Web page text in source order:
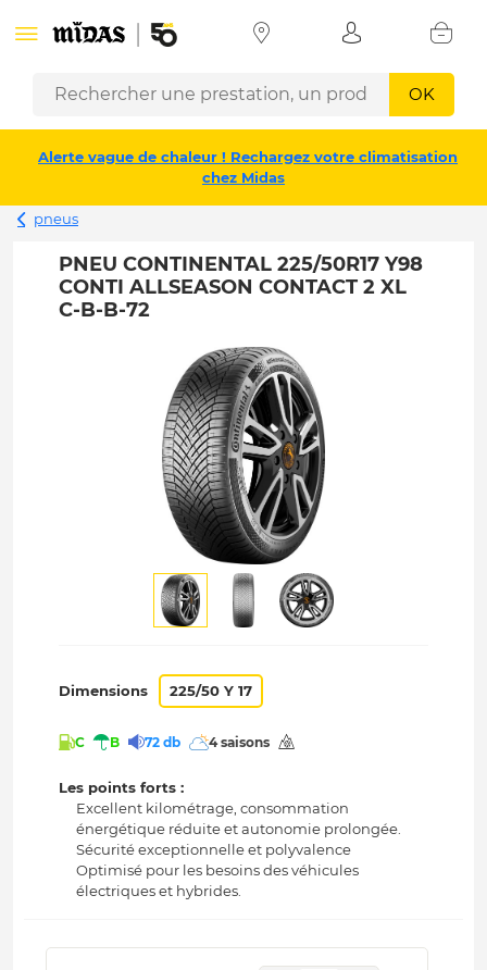
OK
Alerte vague de chaleur ! Rechargez votre climatisation
chez Midas
pneus
PNEU CONTINENTAL 225/50R17 Y98
CONTI ALLSEASON CONTACT 2 XL
C-B-B-72
Dimensions 225/50 Y 17
C B 72 db 4 saisons
Les points forts :
Excellent kilométrage, consommation
énergétique réduite et autonomie prolongée.
Sécurité exceptionnelle et polyvalence
Optimisé pour les besoins des véhicules
électriques et hybrides.